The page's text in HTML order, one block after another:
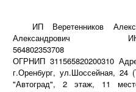
ИП Веретенников
Александрович
564802353708
ОГРНИП 311565820200310
г.Оренбург, ул.Шоссейная, 24
"Автоград", 2 этаж, 11